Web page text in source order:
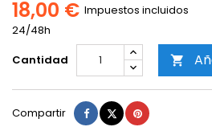
18,00 € Impuestos incluidos
24/48h
Cantidad

Compartir Compartir
TuitearPinterest